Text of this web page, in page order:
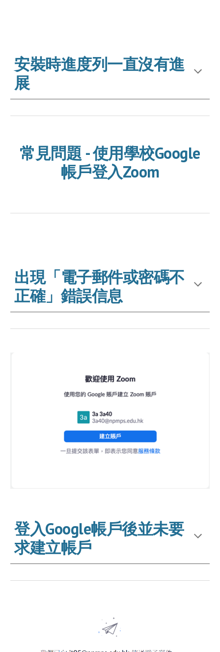
安裝時進度列一直沒有進
展
常見問題 - 使用學校Google
帳戶登入Zoom
出現「電子郵件或密碼不
正確」錯誤信息
登入Google帳戶後並未要
求建立帳戶